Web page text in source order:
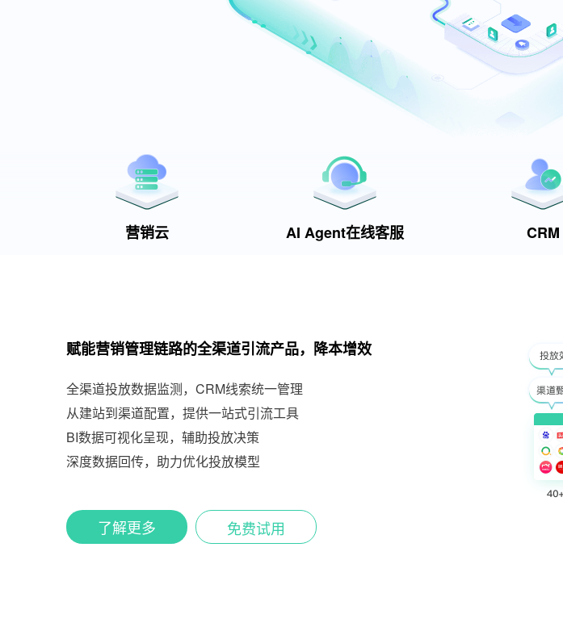
营销云 AI Agent在线客服 CRM
赋能营销管理链路的全渠道引流产品，降本增效
全渠道投放数据监测，CRM线索统一管理
从建站到渠道配置，提供一站式引流工具
BI数据可视化呈现，辅助投放决策
深度数据回传，助力优化投放模型
了解更多 免费试用